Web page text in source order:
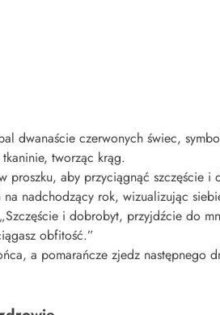
dwanaście czerwonych świec,
tkaninie, tworząc krąg.
proszku, aby przyciągnąć szczęście i
nadchodzący rok, wizualizując
i dobrobyt, przyjdźcie do
obfitość.”
a pomarańcze zjedz następnego